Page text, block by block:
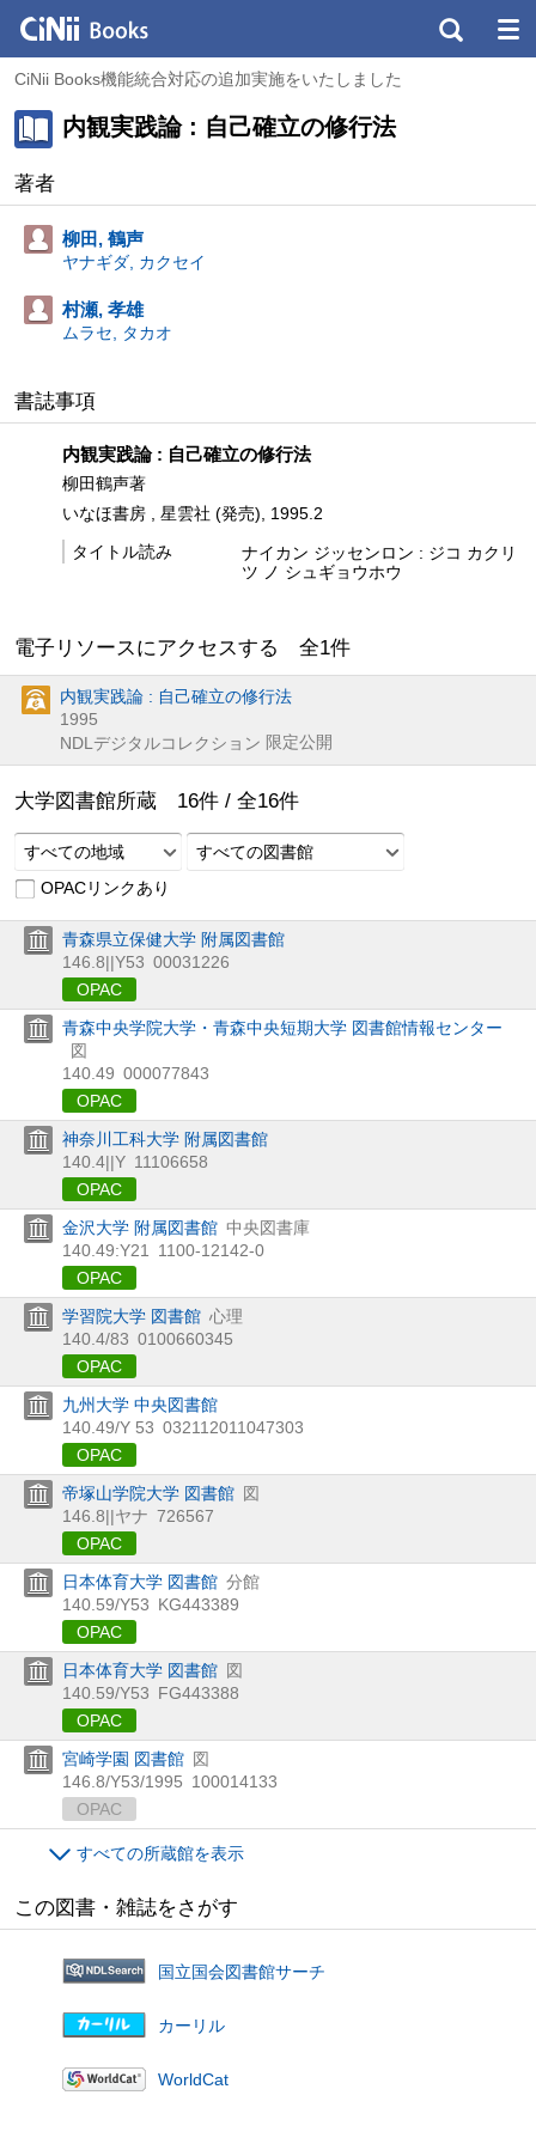
CiNii Books機能統合対応の追加実施をいたしました
内観実践論 : 自己確立の修行法
著者
柳田, 鶴声
ヤナギダ, カクセイ
村瀬, 孝雄
ムラセ, タカオ
書誌事項
内観実践論 : 自己確立の修行法
柳田鶴声著
いなほ書房 , 星雲社 (発売), 1995.2
タイトル読み
ナイカン ジッセンロン : ジコ カクリ
ツ ノ シュギョウホウ
電子リソースにアクセスする 全1件
内観実践論 : 自己確立の修行法
1995
NDLデジタルコレクション 限定公開
大学図書館所蔵 16件 / 全16件
すべての地域
すべての図書館
OPACリンクあり
青森県立保健大学 附属図書館
146.8||Y53 00031226
OPAC
青森中央学院大学・青森中央短期大学 図書館情報センター
図
140.49 000077843
OPAC
神奈川工科大学 附属図書館
140.4||Y 11106658
OPAC
金沢大学 附属図書館 中央図書庫
140.49:Y21
1100-12142-0
OPAC
学習院大学 図書館 心理
140.4/83 0100660345
OPAC
九州大学 中央図書館
140.49/Y 53 032112011047303
OPAC
帝塚山学院大学 図書館 図
146.8||ヤナ 726567
OPAC
日本体育大学 図書館 分館
140.59/Y53 KG443389
OPAC
日本体育大学 図書館 図
140.59/Y53 FG443388
OPAC
宮崎学園 図書館 図
146.8/Y53/1995 100014133
OPAC
すべての所蔵館を表示
この図書・雑誌をさがす
国立国会図書館サーチ
カーリル
WorldCat